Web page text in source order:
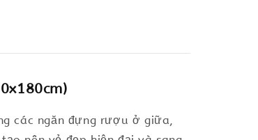
các ngăn đựng rượu ở giữa,